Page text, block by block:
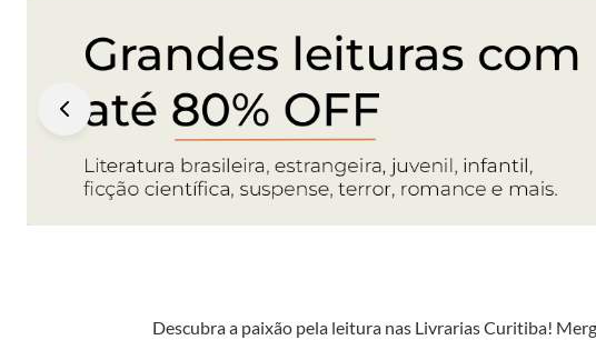
Descubra a paixão pela leitura nas Livrarias Curitiba!